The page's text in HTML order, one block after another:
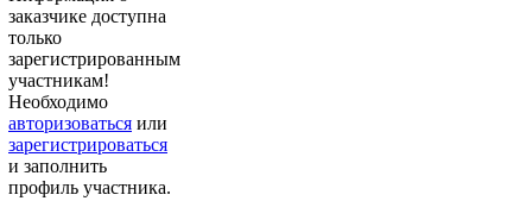
заказчике доступна
только
зарегистрированным
участникам!
Необходимо
авторизоваться или
зарегистрироваться
и заполнить
профиль участника.